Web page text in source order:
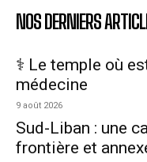
NOS DERNIERS
⚕️ Le temple où
médecine
9 août 2026
Sud-Liban : une
frontière et